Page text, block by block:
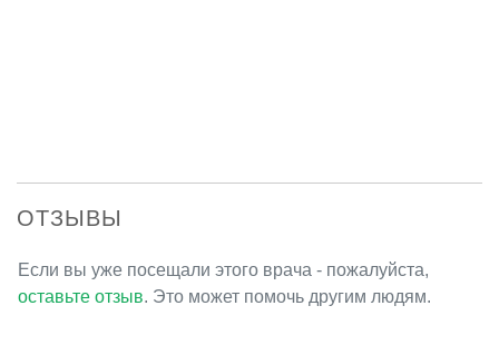
ОТЗЫВЫ
Если вы уже посещали этого врача - пожалуйста,
оставьте отзыв. Это может помочь другим людям.